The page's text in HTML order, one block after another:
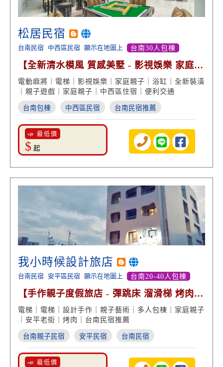
松居民宿
台南民宿 中西區民宿 顯示在地圖上 台南30人包棟
【全新清水模風 質感美墅 - 影視娛樂 家庭團
體包棟】
電動麻將｜電梯｜影視娛樂｜家庭親子｜浴缸｜全新裝潢
｜親子遊戲｜家庭親子｜中西區住宿｜便利交通
台南包棟 中西區民宿 台南民宿推薦
📣 最低價
$ 起
我小時候設計旅店
台南民宿 安平區民宿 顯示在地圖上 台南20-40人包棟
【手作親子度假旅店 - 彈跳床 溜滑梯 烤肉歡
唱包棟】
電梯｜電梯｜設計手作｜親子藝術｜多人包棟｜家庭親子
｜安平老街｜烤肉｜台南民宿推薦
台南親子民宿 安平民宿 台南民宿
📣 最低價